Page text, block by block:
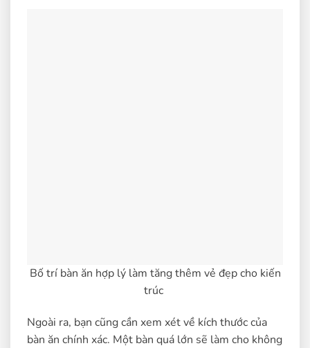
Bố trí bàn ăn hợp lý làm tăng thêm vẻ đẹp cho kiến
trúc
Ngoài ra, bạn cũng cần xem xét về kích thước của
bàn ăn chính xác. Một bàn quá lớn sẽ làm cho không